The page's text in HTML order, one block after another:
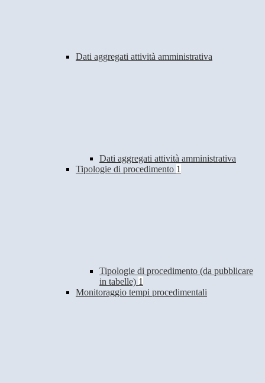
Dati aggregati attività amministrativa
Dati aggregati attività amministrativa
Tipologie di procedimento 1
Tipologie di procedimento (da pubblicare
in tabelle) 1
Monitoraggio tempi procedimentali